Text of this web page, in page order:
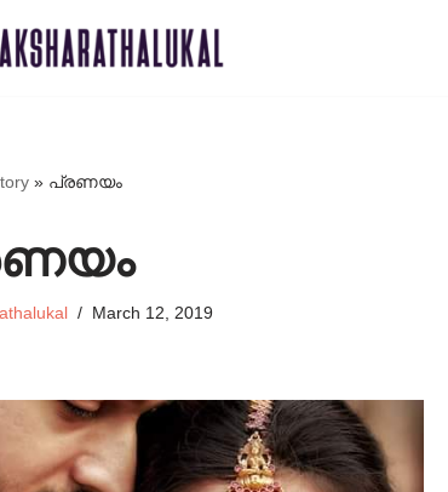
» പ്രണയം
March 12, 2019